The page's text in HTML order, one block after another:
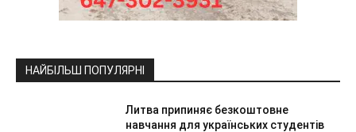
НАЙБІЛЬШ ПОПУЛЯРНІ
Литва припиняє безкоштовне
навчання для українських студентів